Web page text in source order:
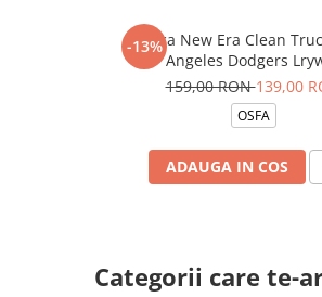
-13%
Sapca New Era Clean
Angeles Dodgers
159,00 RON139,00
OSFA
ADAUGA IN COS
Categorii care te-